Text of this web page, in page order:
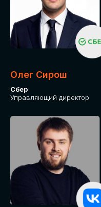
Олег Сирош
Сбер
Управляющий директор